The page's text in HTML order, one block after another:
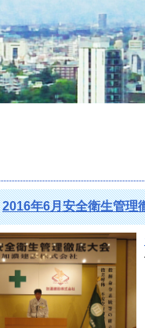
2016年6月安全衛生管理